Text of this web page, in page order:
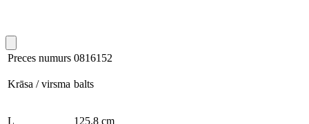
Preces numurs 0816152
Krāsa / virsma balts
L 125.8 cm